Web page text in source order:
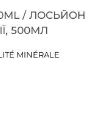
/ ЛОСЬЙОН
500МЛ
MINÉRALE